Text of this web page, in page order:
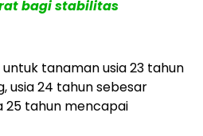
bagi stabilitas
untuk tanaman usia 23 tahun
usia 24 tahun sebesar
25 tahun mencapai